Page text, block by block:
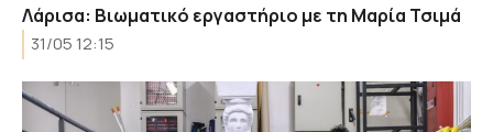
Λάρισα: Βιωματικό εργαστήριο με τη Μαρία Τσιμά
31/05 12:15